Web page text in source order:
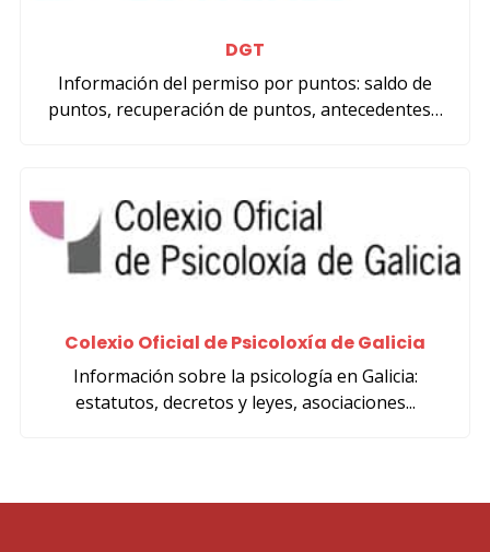
DGT
Información del permiso por puntos: saldo de
puntos, recuperación de puntos, antecedentes…
Colexio Oficial de Psicoloxía de Galicia
Información sobre la psicología en Galicia:
estatutos, decretos y leyes, asociaciones...